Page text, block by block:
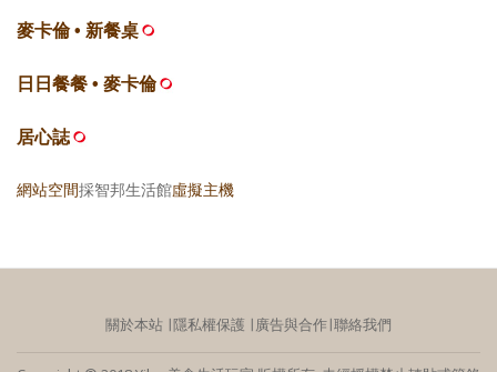
麥卡倫 • 新餐桌
日日餐餐 • 麥卡倫
居心誌
網站空間採智邦生活館虛擬主機
關於本站 ∣隱私權保護 ∣廣告與合作∣聯絡我們